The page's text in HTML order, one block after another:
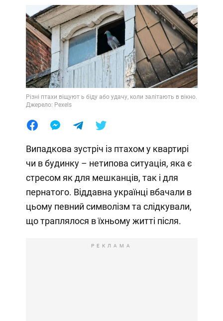
Лайфхаки
Різні птахи віщуют ь біду або удачу, коли залітають в вікно.
Джерело: Pexels
Випадкова зустріч із птахом у квартирі
чи в будинку – нетипова ситуація, яка є
стресом як для мешканців, так і для
пернатого. Віддавна українці вбачали в
цьому певний символізм та слідкували,
що траплялося в їхньому житті після.
РЕКЛАМА